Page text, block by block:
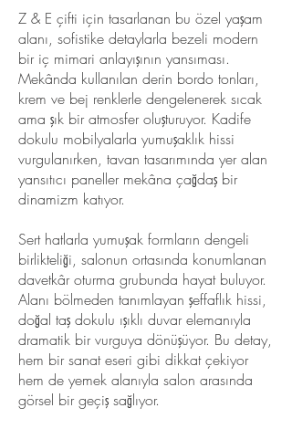
Z & E çifti için tasarlanan bu özel yaşam
alanı, sofistike detaylarla bezeli modern
bir iç mimari anlayışının yansıması.
Mekânda kullanılan derin bordo tonları,
krem ve bej renklerle dengelenerek sıcak
ama şık bir atmosfer oluşturuyor. Kadife
dokulu mobilyalarla yumuşaklık hissi
vurgulanırken, tavan tasarımında yer alan
yansıtıcı paneller mekâna çağdaş bir
dinamizm katıyor.
Sert hatlarla yumuşak formların dengeli
birlikteliği, salonun ortasında konumlanan
davetkâr oturma grubunda hayat buluyor.
Alanı bölmeden tanımlayan şeffaflık hissi,
doğal taş dokulu ışıklı duvar elemanıyla
dramatik bir vurguya dönüşüyor. Bu detay,
hem bir sanat eseri gibi dikkat çekiyor
hem de yemek alanıyla salon arasında
görsel bir geçiş sağlıyor.